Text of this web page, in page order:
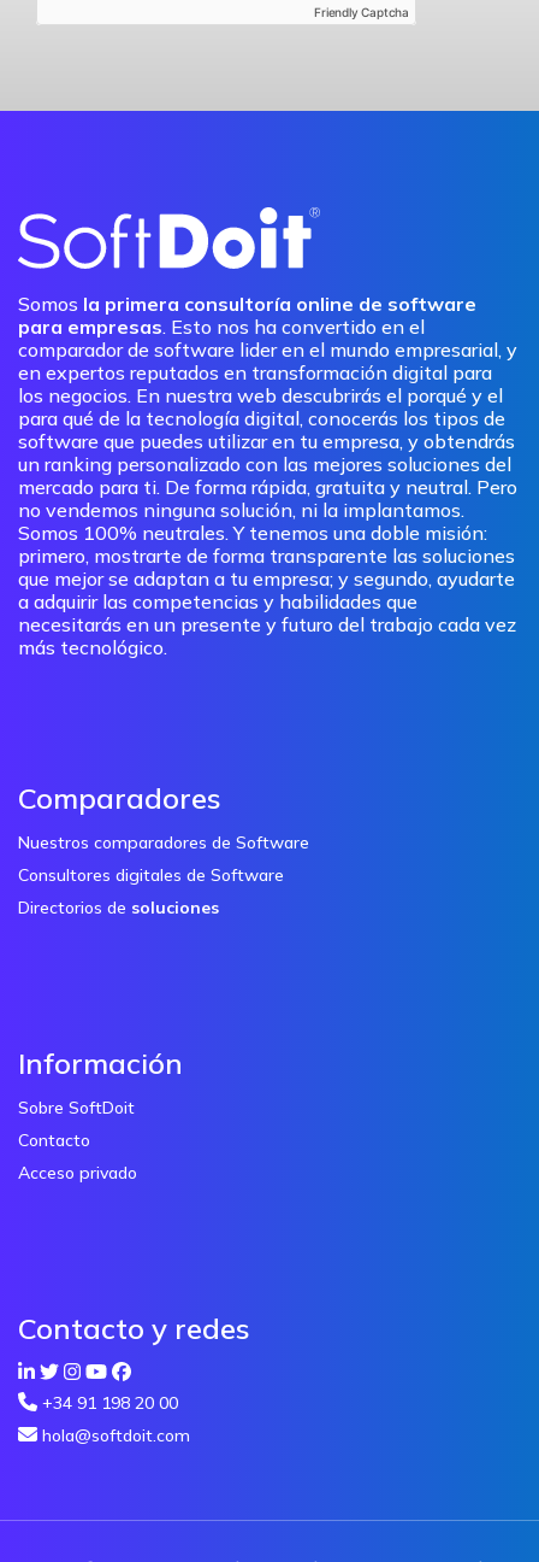
Friendly Captcha
Somos la primera consultoría online de software
para empresas. Esto nos ha convertido en el
comparador de software lider en el mundo empresarial, y
en expertos reputados en transformación digital para
los negocios. En nuestra web descubrirás el porqué y el
para qué de la tecnología digital, conocerás los tipos de
software que puedes utilizar en tu empresa, y obtendrás
un ranking personalizado con las mejores soluciones del
mercado para ti. De forma rápida, gratuita y neutral. Pero
no vendemos ninguna solución, ni la implantamos.
Somos 100% neutrales. Y tenemos una doble misión:
primero, mostrarte de forma transparente las soluciones
que mejor se adaptan a tu empresa; y segundo, ayudarte
a adquirir las competencias y habilidades que
necesitarás en un presente y futuro del trabajo cada vez
más tecnológico.
Comparadores
Nuestros comparadores de Software
Consultores digitales de Software
Directorios de soluciones
Información
Sobre SoftDoit
Contacto
Acceso privado
Contacto y redes
+34 91 198 20 00
hola@softdoit.com